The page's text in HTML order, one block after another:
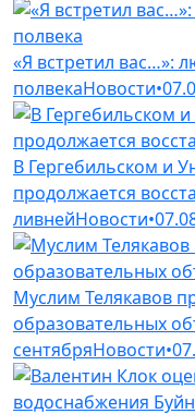
«Я встретил вас…»:
полвекаНовости•
В Гергебильском и
продолжается
ливнейНовости•
Муслим Телякавов
образовательных
сентябряНовости•